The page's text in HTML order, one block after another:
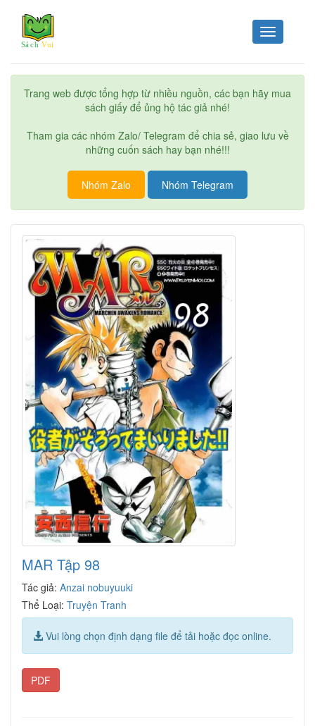
Toggle
navigation
Trang web được tổng hợp từ nhiều nguồn, các bạn hãy mua
sách giấy để ủng hộ tác giả nhé!
Tham gia các nhóm Zalo/ Telegram để chia sẻ, giao lưu về
những cuốn sách hay bạn nhé!!!
Nhóm Zalo Nhóm Telegram
MAR Tập 98
Tác giả: Anzai nobuyuuki
Thể Loại: Truyện Tranh
Vui lòng chọn định dạng file để tải hoặc đọc online.
PDF